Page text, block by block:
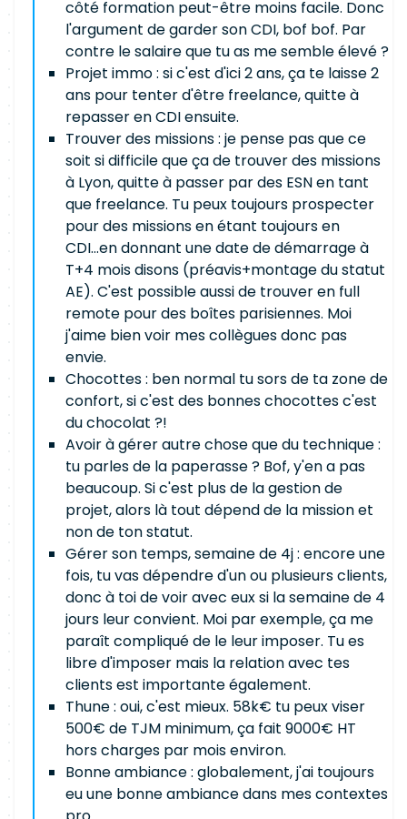
côté formation peut-être moins facile. Donc
l'argument de garder son CDI, bof bof. Par
contre le salaire que tu as me semble élevé ?
Projet immo : si c'est d'ici 2 ans, ça te laisse 2
ans pour tenter d'être freelance, quitte à
repasser en CDI ensuite.
Trouver des missions : je pense pas que ce
soit si difficile que ça de trouver des missions
à Lyon, quitte à passer par des ESN en tant
que freelance. Tu peux toujours prospecter
pour des missions en étant toujours en
CDI...en donnant une date de démarrage à
T+4 mois disons (préavis+montage du statut
AE). C'est possible aussi de trouver en full
remote pour des boîtes parisiennes. Moi
j'aime bien voir mes collègues donc pas
envie.
Chocottes : ben normal tu sors de ta zone de
confort, si c'est des bonnes chocottes c'est
du chocolat ?!
Avoir à gérer autre chose que du technique :
tu parles de la paperasse ? Bof, y'en a pas
beaucoup. Si c'est plus de la gestion de
projet, alors là tout dépend de la mission et
non de ton statut.
Gérer son temps, semaine de 4j : encore une
fois, tu vas dépendre d'un ou plusieurs clients,
donc à toi de voir avec eux si la semaine de 4
jours leur convient. Moi par exemple, ça me
paraît compliqué de le leur imposer. Tu es
libre d'imposer mais la relation avec tes
clients est importante également.
Thune : oui, c'est mieux. 58k€ tu peux viser
500€ de TJM minimum, ça fait 9000€ HT
hors charges par mois environ.
Bonne ambiance : globalement, j'ai toujours
eu une bonne ambiance dans mes contextes